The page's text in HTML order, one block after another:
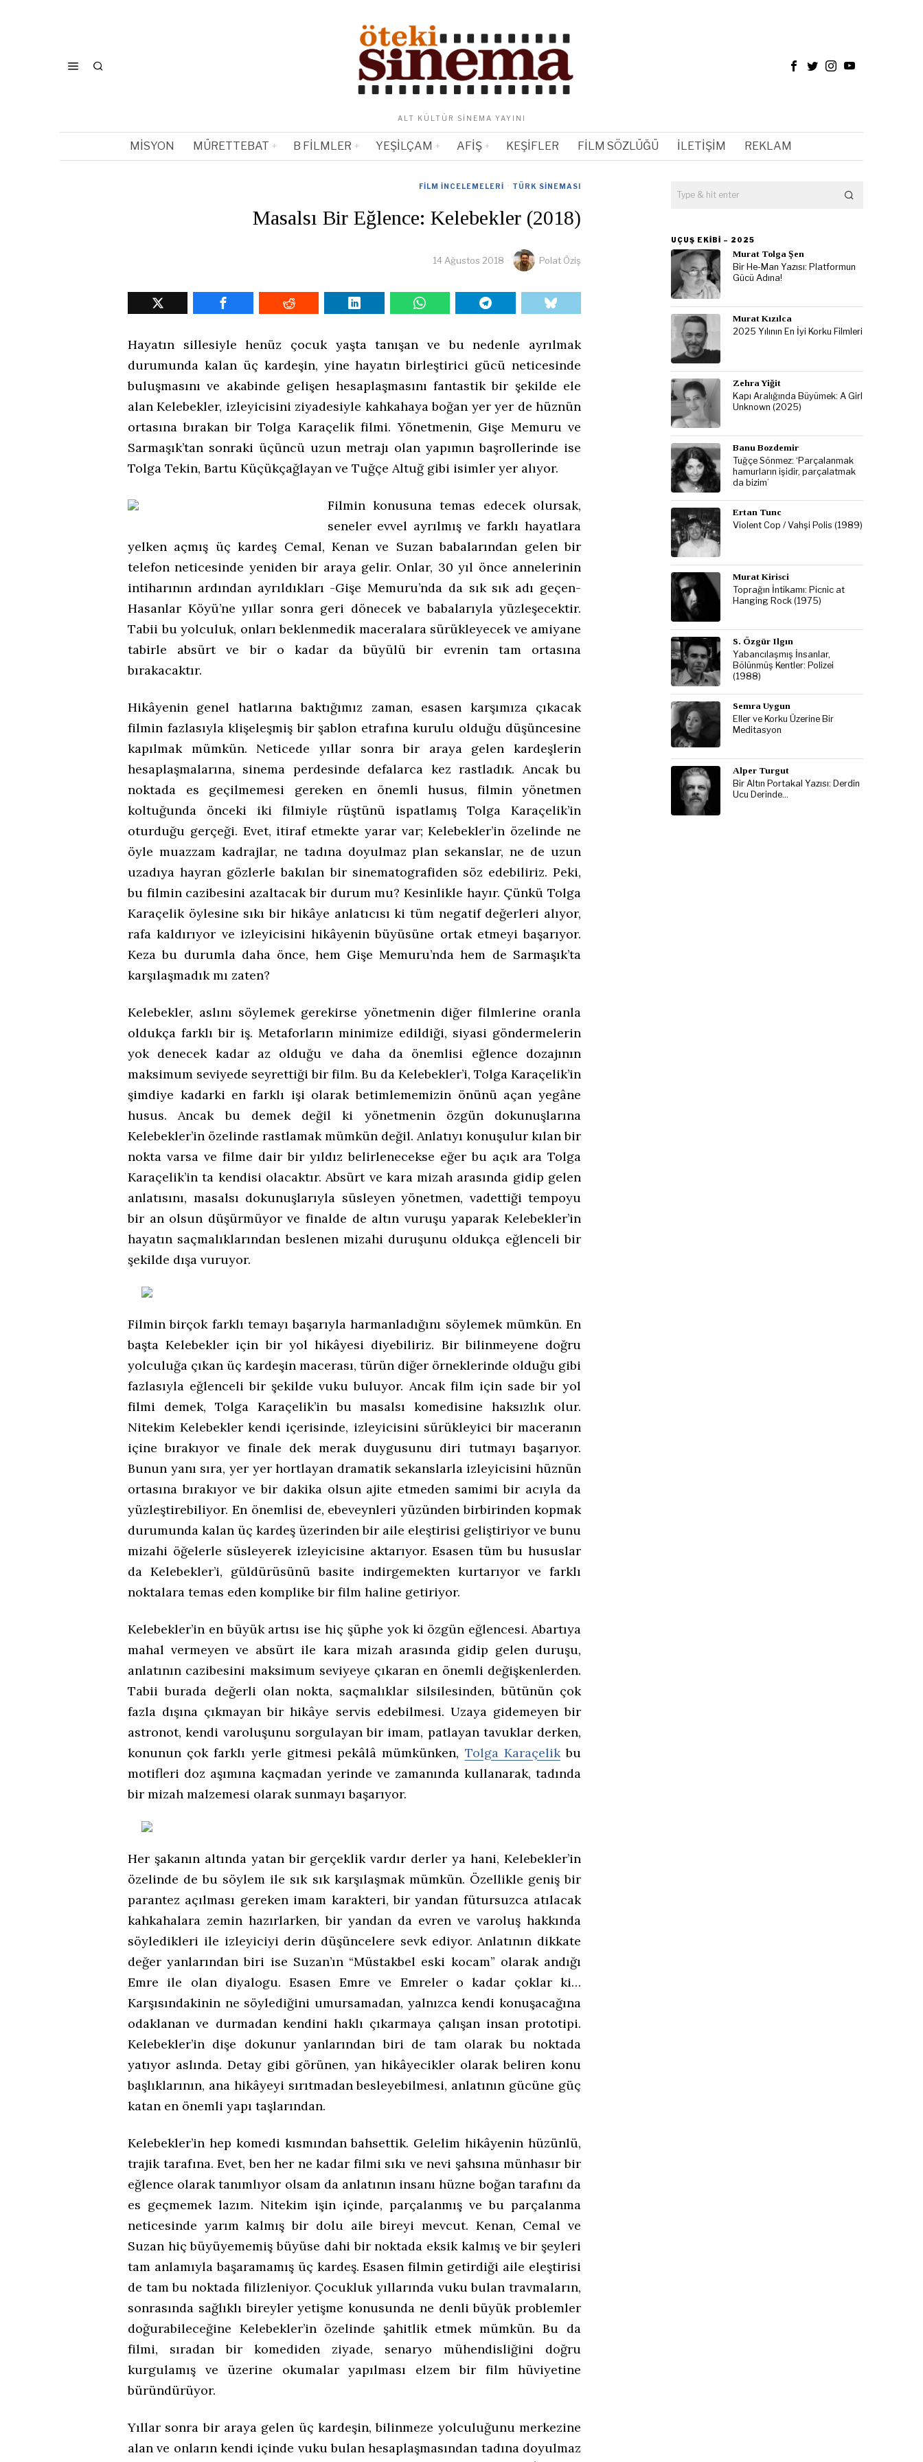
ALT KÜLTÜR SINEMA YAYINI
MISYON MÜRETTEBAT B FILMLER YEŞILÇAM AFIŞ KEŞIFLER FILM SÖZLÜĞÜ İLETIŞIM REKLAM
FILM İNCELEMELERI · TÜRK SINEMASI
Masalsı Bir Eğlence: Kelebekler (2018)
14 Ağustos 2018 Polat Öziş
Hayatın sillesiyle henüz çocuk yaşta tanışan ve bu nedenle ayrılmak
durumunda kalan üç kardeşin, yine hayatın birleştirici gücü neticesinde
buluşmasını ve akabinde gelişen hesaplaşmasını fantastik bir şekilde ele
alan Kelebekler, izleyicisini ziyadesiyle kahkahaya boğan yer yer de hüznün
ortasına bırakan bir Tolga Karaçelik filmi. Yönetmenin, Gişe Memuru ve
Sarmaşık’tan sonraki üçüncü uzun metrajı olan yapımın başrollerinde ise
Tolga Tekin, Bartu Küçükçağlayan ve Tuğçe Altuğ gibi isimler yer alıyor.
Filmin konusuna temas edecek olursak,
seneler evvel ayrılmış ve farklı hayatlara
yelken açmış üç kardeş Cemal, Kenan ve Suzan babalarından gelen bir
telefon neticesinde yeniden bir araya gelir. Onlar, 30 yıl önce annelerinin
intiharının ardından ayrıldıkları -Gişe Memuru’nda da sık sık adı geçen-
Hasanlar Köyü’ne yıllar sonra geri dönecek ve babalarıyla yüzleşecektir.
Tabii bu yolculuk, onları beklenmedik maceralara sürükleyecek ve amiyane
tabirle absürt ve bir o kadar da büyülü bir evrenin tam ortasına
bırakacaktır.
Hikâyenin genel hatlarına baktığımız zaman, esasen karşımıza çıkacak
filmin fazlasıyla klişeleşmiş bir şablon etrafına kurulu olduğu düşüncesine
kapılmak mümkün. Neticede yıllar sonra bir araya gelen kardeşlerin
hesaplaşmalarına, sinema perdesinde defalarca kez rastladık. Ancak bu
noktada es geçilmemesi gereken en önemli husus, filmin yönetmen
koltuğunda önceki iki filmiyle rüştünü ispatlamış Tolga Karaçelik’in
oturduğu gerçeği. Evet, itiraf etmekte yarar var; Kelebekler’in özelinde ne
öyle muazzam kadrajlar, ne tadına doyulmaz plan sekanslar, ne de uzun
uzadıya hayran gözlerle bakılan bir sinematografiden söz edebiliriz. Peki,
bu filmin cazibesini azaltacak bir durum mu? Kesinlikle hayır. Çünkü Tolga
Karaçelik öylesine sıkı bir hikâye anlatıcısı ki tüm negatif değerleri alıyor,
rafa kaldırıyor ve izleyicisini hikâyenin büyüsüne ortak etmeyi başarıyor.
Keza bu durumla daha önce, hem Gişe Memuru’nda hem de Sarmaşık’ta
karşılaşmadık mı zaten?
Kelebekler, aslını söylemek gerekirse yönetmenin diğer filmlerine oranla
oldukça farklı bir iş. Metaforların minimize edildiği, siyasi göndermelerin
yok denecek kadar az olduğu ve daha da önemlisi eğlence dozajının
maksimum seviyede seyrettiği bir film. Bu da Kelebekler’i, Tolga Karaçelik’in
şimdiye kadarki en farklı işi olarak betimlememizin önünü açan yegâne
husus. Ancak bu demek değil ki yönetmenin özgün dokunuşlarına
Kelebekler’in özelinde rastlamak mümkün değil. Anlatıyı konuşulur kılan bir
nokta varsa ve filme dair bir yıldız belirlenecekse eğer bu açık ara Tolga
Karaçelik’in ta kendisi olacaktır. Absürt ve kara mizah arasında gidip gelen
anlatısını, masalsı dokunuşlarıyla süsleyen yönetmen, vadettiği tempoyu
bir an olsun düşürmüyor ve finalde de altın vuruşu yaparak Kelebekler’in
hayatın saçmalıklarından beslenen mizahi duruşunu oldukça eğlenceli bir
şekilde dışa vuruyor.
Filmin birçok farklı temayı başarıyla harmanladığını söylemek mümkün. En
başta Kelebekler için bir yol hikâyesi diyebiliriz. Bir bilinmeyene doğru
yolculuğa çıkan üç kardeşin macerası, türün diğer örneklerinde olduğu gibi
fazlasıyla eğlenceli bir şekilde vuku buluyor. Ancak film için sade bir yol
filmi demek, Tolga Karaçelik’in bu masalsı komedisine haksızlık olur.
Nitekim Kelebekler kendi içerisinde, izleyicisini sürükleyici bir maceranın
içine bırakıyor ve finale dek merak duygusunu diri tutmayı başarıyor.
Bunun yanı sıra, yer yer hortlayan dramatik sekanslarla izleyicisini hüznün
ortasına bırakıyor ve bir dakika olsun ajite etmeden samimi bir acıyla da
yüzleştirebiliyor. En önemlisi de, ebeveynleri yüzünden birbirinden kopmak
durumunda kalan üç kardeş üzerinden bir aile eleştirisi geliştiriyor ve bunu
mizahi öğelerle süsleyerek izleyicisine aktarıyor. Esasen tüm bu hususlar
da Kelebekler’i, güldürüsünü basite indirgemekten kurtarıyor ve farklı
noktalara temas eden komplike bir film haline getiriyor.
Kelebekler’in en büyük artısı ise hiç şüphe yok ki özgün eğlencesi. Abartıya
mahal vermeyen ve absürt ile kara mizah arasında gidip gelen duruşu,
anlatının cazibesini maksimum seviyeye çıkaran en önemli değişkenlerden.
Tabii burada değerli olan nokta, saçmalıklar silsilesinden, bütünün çok
fazla dışına çıkmayan bir hikâye servis edebilmesi. Uzaya gidemeyen bir
astronot, kendi varoluşunu sorgulayan bir imam, patlayan tavuklar derken,
konunun çok farklı yerle gitmesi pekâlâ mümkünken, Tolga Karaçelikbu
motifleri doz aşımına kaçmadan yerinde ve zamanında kullanarak, tadında
bir mizah malzemesi olarak sunmayı başarıyor.
Her şakanın altında yatan bir gerçeklik vardır derler ya hani, Kelebekler’in
özelinde de bu söylem ile sık sık karşılaşmak mümkün. Özellikle geniş bir
parantez açılması gereken imam karakteri, bir yandan fütursuzca atılacak
kahkahalara zemin hazırlarken, bir yandan da evren ve varoluş hakkında
söyledikleri ile izleyiciyi derin düşüncelere sevk ediyor. Anlatının dikkate
değer yanlarından biri ise Suzan’ın “Müstakbel eski kocam” olarak andığı
Emre ile olan diyalogu. Esasen Emre ve Emreler o kadar çoklar ki…
Karşısındakinin ne söylediğini umursamadan, yalnızca kendi konuşacağına
odaklanan ve durmadan kendini haklı çıkarmaya çalışan insan prototipi.
Kelebekler’in dişe dokunur yanlarından biri de tam olarak bu noktada
yatıyor aslında. Detay gibi görünen, yan hikâyecikler olarak beliren konu
başlıklarının, ana hikâyeyi sırıtmadan besleyebilmesi, anlatının gücüne güç
katan en önemli yapı taşlarından.
Kelebekler’in hep komedi kısmından bahsettik. Gelelim hikâyenin hüzünlü,
trajik tarafına. Evet, ben her ne kadar filmi sıkı ve nevi şahsına münhasır bir
eğlence olarak tanımlıyor olsam da anlatının insanı hüzne boğan tarafını da
es geçmemek lazım. Nitekim işin içinde, parçalanmış ve bu parçalanma
neticesinde yarım kalmış bir dolu aile bireyi mevcut. Kenan, Cemal ve
Suzan hiç büyüyememiş büyüse dahi bir noktada eksik kalmış ve bir şeyleri
tam anlamıyla başaramamış üç kardeş. Esasen filmin getirdiği aile eleştirisi
de tam bu noktada filizleniyor. Çocukluk yıllarında vuku bulan travmaların,
sonrasında sağlıklı bireyler yetişme konusunda ne denli büyük problemler
doğurabileceğine Kelebekler’in özelinde şahitlik etmek mümkün. Bu da
filmi, sıradan bir komediden ziyade, senaryo mühendisliğini doğru
kurgulamış ve üzerine okumalar yapılması elzem bir film hüviyetine
büründürüyor.
Yıllar sonra bir araya gelen üç kardeşin, bilinmeze yolculuğunu merkezine
alan ve onların kendi içinde vuku bulan hesaplaşmasından tadına doyulmaz
UÇUŞ EKIBI – 2025
Murat Tolga Şen
Bir He-Man Yazısı: Platformun
Gücü Adına!
Murat Kızılca
2025 Yılının En İyi Korku Filmleri
Zehra Yiğit
Kapı Aralığında Büyümek: A Girl
Unknown (2025)
Banu Bozdemir
Tuğçe Sönmez: ‘Parçalanmak
hamurların işidir, parçalatmak
da bizim’
Ertan Tunc
Violent Cop / Vahşi Polis (1989)
Murat Kirisci
Toprağın İntikamı: Picnic at
Hanging Rock (1975)
S. Özgür Ilgın
Yabancılaşmış İnsanlar,
Bölünmüş Kentler: Polizei
(1988)
Semra Uygun
Eller ve Korku Üzerine Bir
Meditasyon
Alper Turgut
Bir Altın Portakal Yazısı: Derdin
Ucu Derinde…